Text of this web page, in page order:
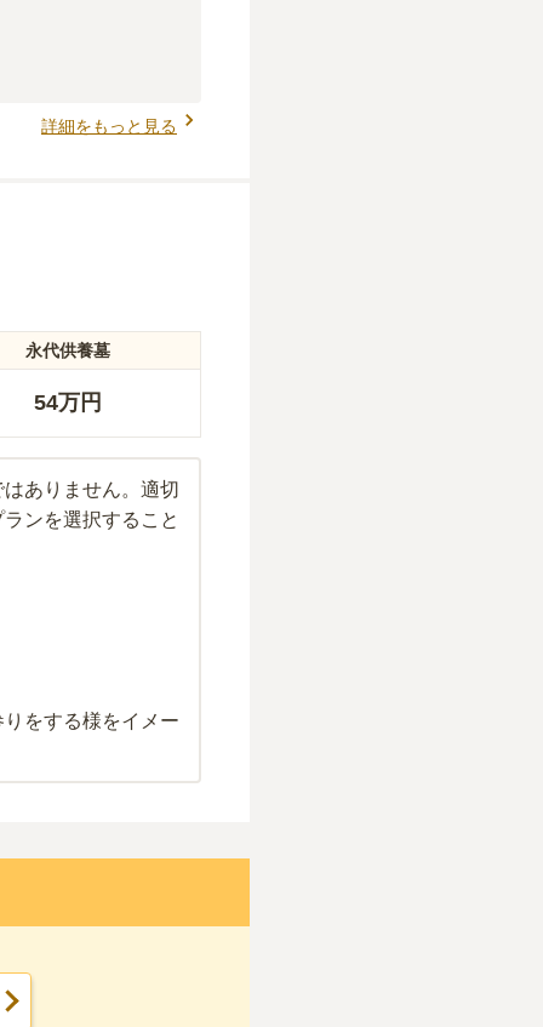
詳細をもっと見る
永代供養墓
54万円
ありません。適切
ンを選択すること
をする様をイメー